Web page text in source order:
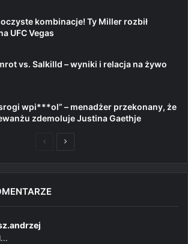
kombinacje! Ty Miller rozbił
UFC Vegas
vs. Salkilld – wyniki i relacja na żywo
wpi***ol” – menadżer przekonany, że
zdemoluje Justina Gaethje
PoprzedniaNastępna